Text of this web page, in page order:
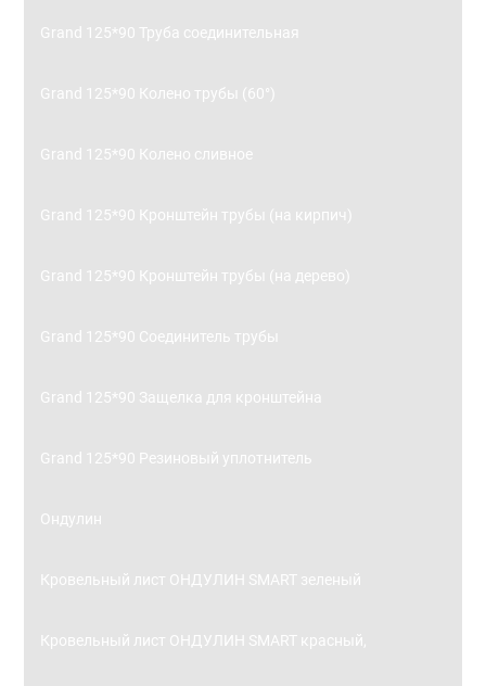
Grand 125*90 Труба соединительная
Grand 125*90 Колено трубы (60°)
Grand 125*90 Колено сливное
Grand 125*90 Кронштейн трубы (на кирпич)
Grand 125*90 Кронштейн трубы (на дерево)
Grand 125*90 Соединитель трубы
Grand 125*90 Защелка для кронштейна
Grand 125*90 Резиновый уплотнитель
Ондулин
Кровельный лист ОНДУЛИН SMART зеленый
Кровельный лист ОНДУЛИН SMART красный,